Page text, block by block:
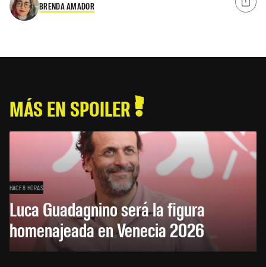
BRENDA AMADOR
MÁS EN SPOILER
HACE 8 HORAS
Luca Guadagnino será la figura
homenajeada en Venecia 2026